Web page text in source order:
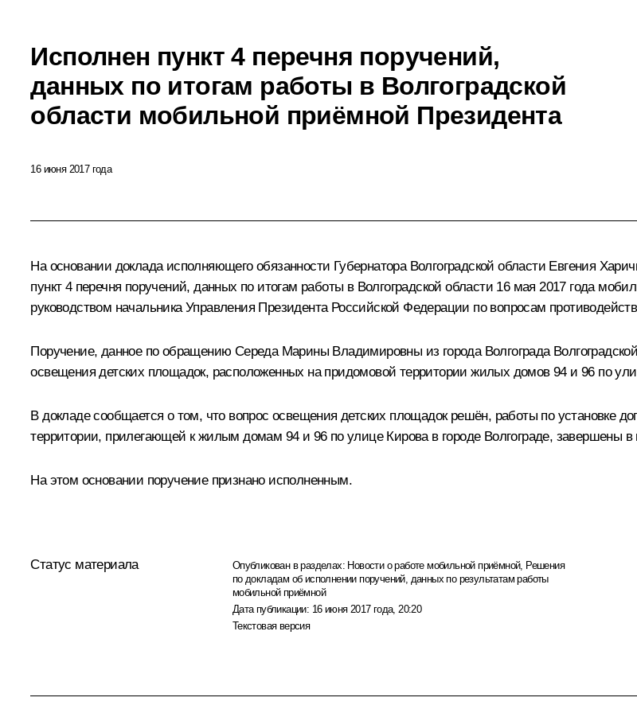
Исполнен пункт 4 перечня поручений,
данных по итогам работы в Волгоградской
области мобильной приёмной Президента
16 июня 2017 года
На основании доклада исполняющего обязанности Губернатора Волгоградской области Евгения
пункт 4 перечня поручений, данных по итогам работы в Волгоградской области 16 мая 2017 года
руководством начальника Управления Президента Российской Федерации по вопросам
Поручение, данное по обращению Середа Марины Владимировны из города Волгограда
освещения детских площадок, расположенных на придомовой территории жилых домов 94 и 96 по
В докладе сообщается о том, что вопрос освещения детских площадок решён, работы по установке
территории, прилегающей к жилым домам 94 и 96 по улице Кирова в городе Волгограде, завершены
На этом основании поручение признано исполненным.
Статус материала Опубликован в разделах: Новости о работе мобильной приёмной, Решения
по докладам об исполнении поручений, данных по результатам работы
мобильной приёмной
Дата публикации: 16 июня 2017 года, 20:20
Текстовая версия